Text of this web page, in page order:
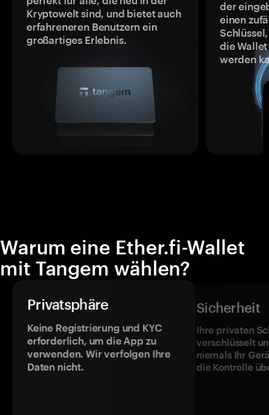
Kryptowelt sind, und bietet auch
erfahreneren Benutzern ein
großartiges Erlebnis.
der
einen
die
werden
Warum eine Ether.fi-Wallet
mit Tangem wählen?
Privatsphäre
Keine Registrierung und KYC
erforderlich, um die App zu
verwenden. Wir verfolgen Ihre
Daten nicht.
Sicherheit
Ihre privaten
verschlüsselt
niemals Ihr
die Kontrolle